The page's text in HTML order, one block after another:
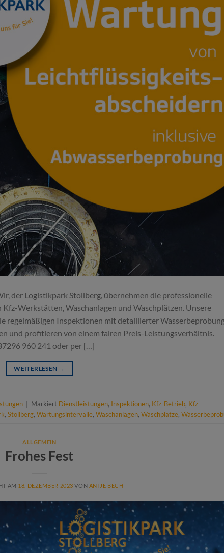
der Logistikpark Stollberg, übernehmen die professionelle
Werkstätten, Waschanlagen und Waschplätzen. Unsere
regelmäßigen Inspektionen mit detaillierter
und profitieren von einem fairen Preis-Leistungsverhältnis.
960 241 oder per […]
WEITERLESEN →
Markiert Dienstleistungen, Inspektionen, Kfz-Betrieb, Kfz-
, Stollberg, Wartungsintervalle, Waschanlagen, Waschplätze,
ALLGEMEIN
Frohes Fest
AM 18. DEZEMBER 2023 VON ANTJE BECH